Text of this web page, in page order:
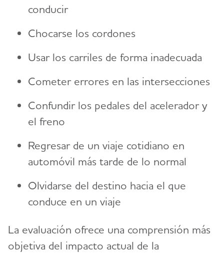
conducir
Chocarse los cordones
Usar los carriles de forma inadecuada
Cometer errores en las intersecciones
Confundir los pedales del acelerador y
el freno
Regresar de un viaje cotidiano en
automóvil más tarde de lo normal
Olvidarse del destino hacia el que
conduce en un viaje
La evaluación ofrece una comprensión más
objetiva del impacto actual de la